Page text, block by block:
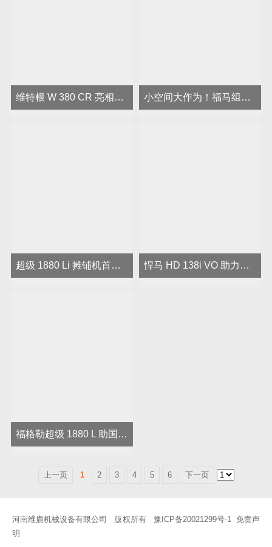
维特根 W 380 CR 亮相黔贵大地，助力贵州省绿色公路建设 小空间大作为！福马组合低耗高效完成武汉自行车道摊铺
超级 1880 Li 摊铺机首秀宁夏，福格勒超薄沥青摊铺技术亮风采 悍马 HD 138i VO 助力宁波奉化松西路窄桥压实改造，高效又安全
福格勒超级 1880 L 助国家级抽水蓄能电站建设
上一页 1 2 3 4 5 6 下一页
河南维鹿机械设备有限公司 版权所有 豫ICP备20021299号-1 免责声
明